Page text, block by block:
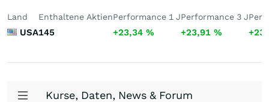
Land
USA
Enthaltene Aktien
145
Performance 1 J
+23,34 %
Performance 3 J
+23,91 %
Kurse, Daten, News & Forum